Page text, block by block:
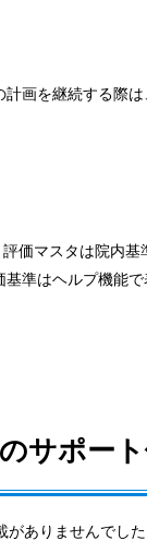
画を継続する際
価マスタは院内基
準はヘルプ機能
サポート
ありませんでした